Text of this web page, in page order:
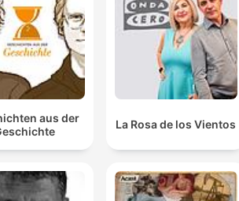
aus der
La Rosa de los Vientos